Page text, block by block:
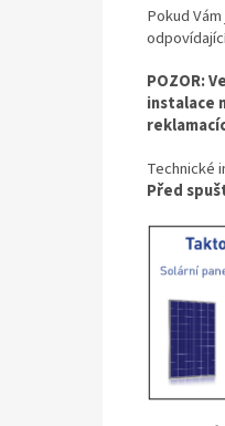
Pokud
POZOR:
instalace
Technické
Před